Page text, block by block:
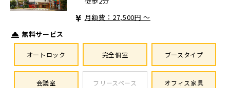
月額費：27,500円 ～
無料サービス
オートロック 完全個室 ブースタイプ
会議室 フリースペース オフィス家具